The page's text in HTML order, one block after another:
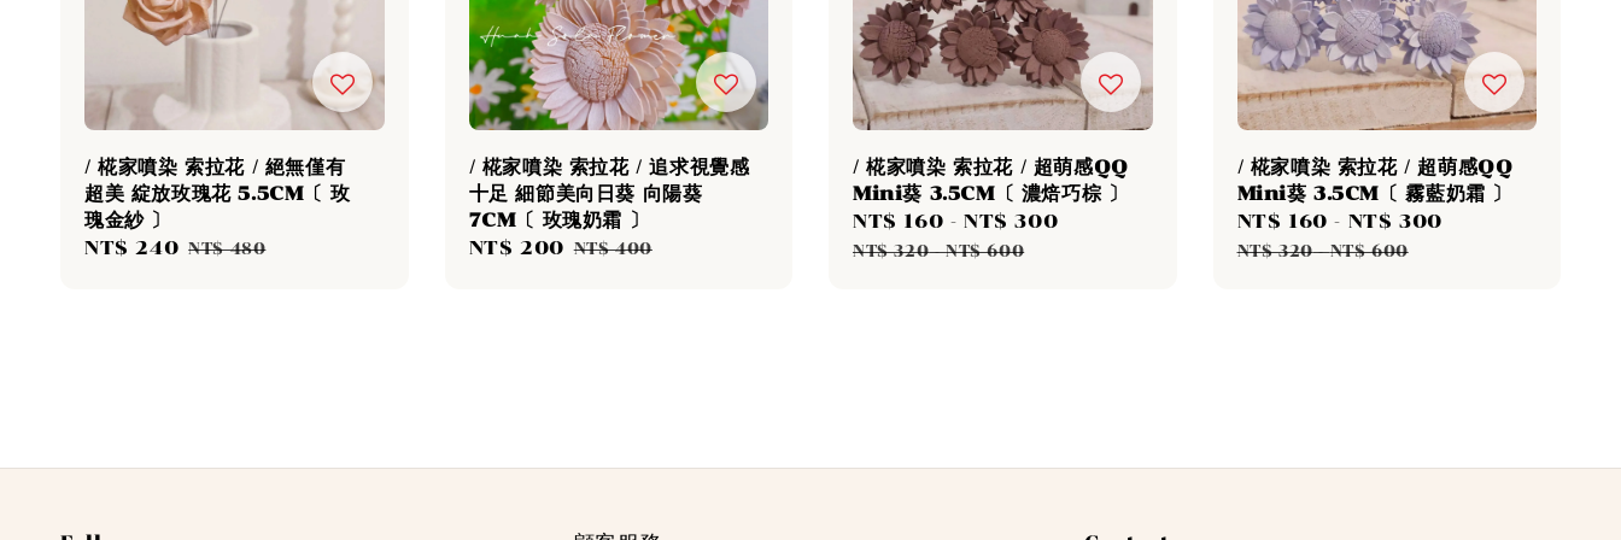
/ 椛家噴染 索拉花 / 絕無僅有
超美 綻放玫瑰花 5.5CM〔 玫
瑰金紗 〕
Sale
NT$ 240 Regular
NT$ 480
/ 椛家噴染 索拉花 / 追求視覺感
十足 細節美向日葵 向陽葵
7CM〔 玫瑰奶霜 〕
Sale
NT$ 200 Regular
NT$ 400
/ 椛家噴染 索拉花 / 超萌感QQ
Mini葵 3.5CM〔 濃焙巧棕 〕
Sale
price
NT$ 160 -NT$ 300
NT$ 320-NT$ 600
/ 椛家噴染 索拉花 / 超萌感QQ
Mini葵 3.5CM〔 霧藍奶霜 〕
Sale
price
NT$ 160 - NT$ 300
NT$ 320-NT$ 600